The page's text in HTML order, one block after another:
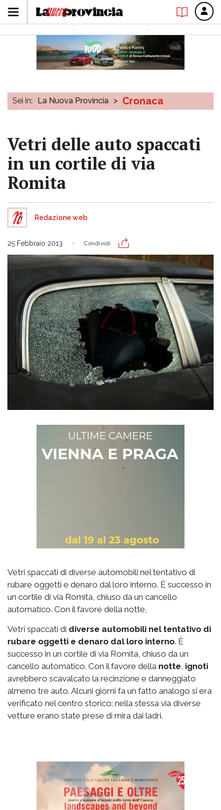
Sei in: La Nuova Provincia > Cronaca
Vetri delle auto spaccati
in un cortile di via
Romita
Redazione web
25 Febbraio 2013 Condividi
Vetri spaccati di diverse automobili nel tentativo di
rubare oggetti e denaro dal loro interno. È successo in
un cortile di via Romita, chiuso da un cancello
automatico. Con il favore della notte,
Vetri spaccati di diverse automobili nel tentativo di
rubare oggetti e denaro dal loro interno. È
successo in un cortile di via Romita, chiuso da un
cancello automatico. Con il favore della notte, ignoti
avrebbero scavalcato la recinzione e danneggiato
almeno tre auto. Alcuni giorni fa un fatto analogo si era
verificato nel centro storico: nella stessa via diverse
vetture erano state prese di mira dai ladri.